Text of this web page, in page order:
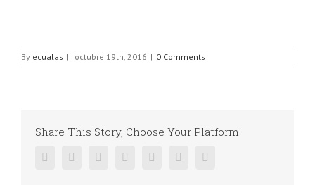
By ecualas | octubre 19th, 2016 | 0 Comments
Share This Story, Choose Your Platform!
FacebookTwitter LinkedinReddit Google+Pinterest